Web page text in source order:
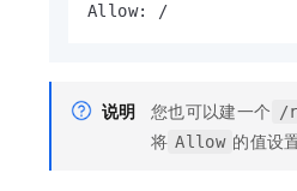
Allow: /
说明 您也可以建一个 /
将 Allow 的值设